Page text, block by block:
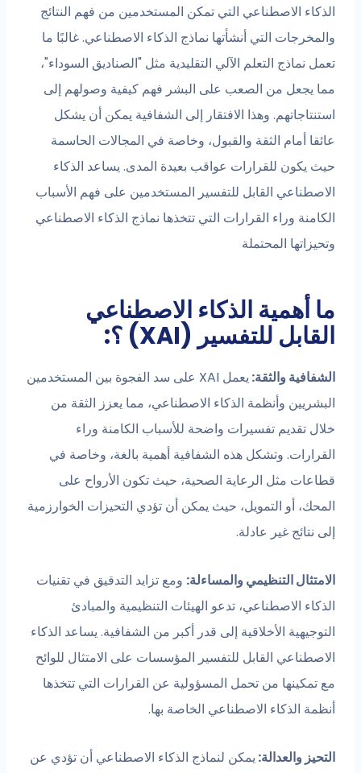
الذكاء الاصطناعي التي تمكن المستخدمين من فهم النتائج
والمخرجات التي أنشأتها نماذج الذكاء الاصطناعي. غالبًا ما
تعمل نماذج التعلم الآلي التقليدية مثل "الصناديق السوداء"،
مما يجعل من الصعب على البشر فهم كيفية وصولهم إلى
استنتاجاتهم. وهذا الافتقار إلى الشفافية يمكن أن يشكل
عائقا أمام الثقة والقبول، وخاصة في المجالات الحاسمة
حيث يكون للقرارات عواقب بعيدة المدى. يساعد الذكاء
الاصطناعي القابل للتفسير المستخدمين على فهم الأسباب
الكامنة وراء القرارات التي تتخذها نماذج الذكاء الاصطناعي
وتحيزاتها المحتملة
ما أهمية الذكاء الاصطناعي
القابل للتفسير (XAI) ؟:
الشفافية والثقة:
يعمل XAI على سد الفجوة بين المستخدمين
البشريين وأنظمة الذكاء الاصطناعي، مما يعزز الثقة من
خلال تقديم تفسيرات واضحة للأسباب الكامنة وراء
القرارات. وتشكل هذه الشفافية أهمية بالغة، وخاصة في
قطاعات مثل الرعاية الصحية، حيث تكون الأرواح على
المحك، أو التمويل، حيث يمكن أن تؤدي التحيزات الخوارزمية
إلى نتائج غير عادلة.
الامتثال التنظيمي والمساءلة: ومع تزايد التدقيق في تقنيات
الذكاء الاصطناعي، تدعو الهيئات التنظيمية والمبادئ
التوجيهية الأخلاقية إلى قدر أكبر من الشفافية. يساعد الذكاء
الاصطناعي القابل للتفسير المؤسسات على الامتثال للوائح
مع تمكينها من تحمل المسؤولية عن القرارات التي تتخذها
أنظمة الذكاء الاصطناعي الخاصة بها.
التحيز والعدالة:يمكن لنماذج الذكاء الاصطناعي أن تؤدي عن